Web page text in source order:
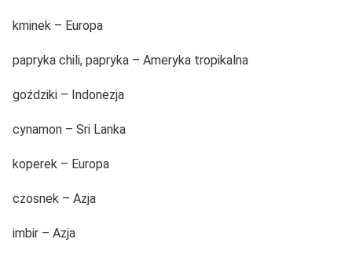
kminek – Europa
papryka chili, papryka – Ameryka tropikalna
goździki – Indonezja
cynamon – Sri Lanka
koperek – Europa
czosnek – Azja
imbir – Azja